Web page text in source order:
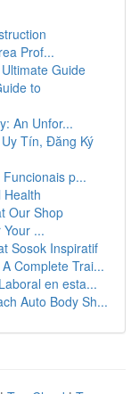
Prof...
Guide
to
An Unfor...
Tín, Đăng Ký
p...
Health
Our Shop
...
Sosok Inspiratif
Complete Trai...
en esta...
Auto Body Sh...